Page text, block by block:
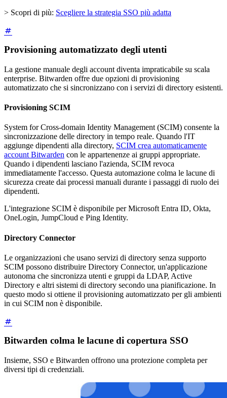
> Scopri di più: Scegliere la strategia SSO più adatta
Provisioning automatizzato degli utenti
La gestione manuale degli account diventa impraticabile su scala
enterprise. Bitwarden offre due opzioni di provisioning
automatizzato che si sincronizzano con i servizi di directory esistenti.
Provisioning SCIM
System for Cross-domain Identity Management (SCIM) consente la
sincronizzazione delle directory in tempo reale. Quando l'IT
aggiunge dipendenti alla directory, SCIM crea automaticamente
account Bitwarden con le appartenenze ai gruppi appropriate.
Quando i dipendenti lasciano l'azienda, SCIM revoca
immediatamente l'accesso. Questa automazione colma le lacune di
sicurezza create dai processi manuali durante i passaggi di ruolo dei
dipendenti.
L'integrazione SCIM è disponibile per Microsoft Entra ID, Okta,
OneLogin, JumpCloud e Ping Identity.
Directory Connector
Le organizzazioni che usano servizi di directory senza supporto
SCIM possono distribuire Directory Connector, un'applicazione
autonoma che sincronizza utenti e gruppi da LDAP, Active
Directory e altri sistemi di directory secondo una pianificazione. In
questo modo si ottiene il provisioning automatizzato per gli ambienti
in cui SCIM non è disponibile.
Bitwarden colma le lacune di copertura SSO
Insieme, SSO e Bitwarden offrono una protezione completa per
diversi tipi di credenziali.